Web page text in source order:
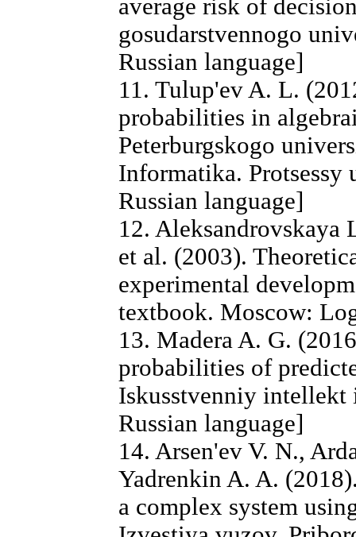
average risk of
gosudarstvennogo
Russian language]
11. Tulup'ev A. L.
probabilities in
Peterburgskogo
Informatika.
Russian language]
12.
et al. (2003).
experimental
textbook. Moscow:
13. Madera A. G.
probabilities of
Iskusstvenniy intellekt
Russian language]
14. Arsen'ev V. N.,
Yadrenkin A. A.
a complex system